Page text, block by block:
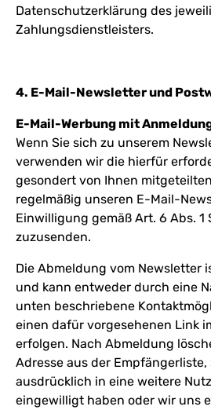
Datenschutzerklärung des
Zahlungsdienstleisters.
4. E-Mail-Newsletter und
E-Mail-Werbung mit
Wenn Sie sich zu unserem
verwenden wir die hierfür
gesondert von Ihnen
regelmäßig unseren E-Mail-
Einwilligung gemäß Art. 6 Abs. 1
zuzusenden.
Die Abmeldung vom Newsletter
und kann entweder durch eine
unten beschriebene
einen dafür vorgesehenen Link
erfolgen. Nach Abmeldung
Adresse aus der
ausdrücklich in eine weitere
eingewilligt haben oder wir uns